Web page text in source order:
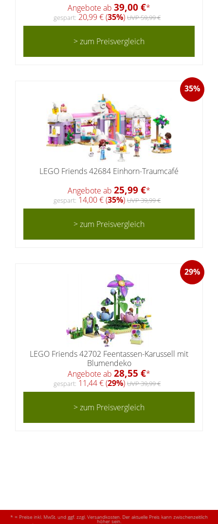
Angebote ab 39,00 €*
gespart: 20,99 € (35%) UVP 59,99 €
> zum Preisvergleich
35%
LEGO Friends 42684 Einhorn-Traumcafé
Angebote ab 25,99 €*
gespart: 14,00 € (35%) UVP 39,99 €
> zum Preisvergleich
29%
LEGO Friends 42702 Feentassen-Karussell mit
Blumendeko
Angebote ab 28,55 €*
gespart: 11,44 € (29%) UVP 39,99 €
> zum Preisvergleich
* = Preise inkl. MwSt. und ggf. zzgl. Versandkosten. Der aktuelle Preis kann zwischenzeitlich
höher sein.